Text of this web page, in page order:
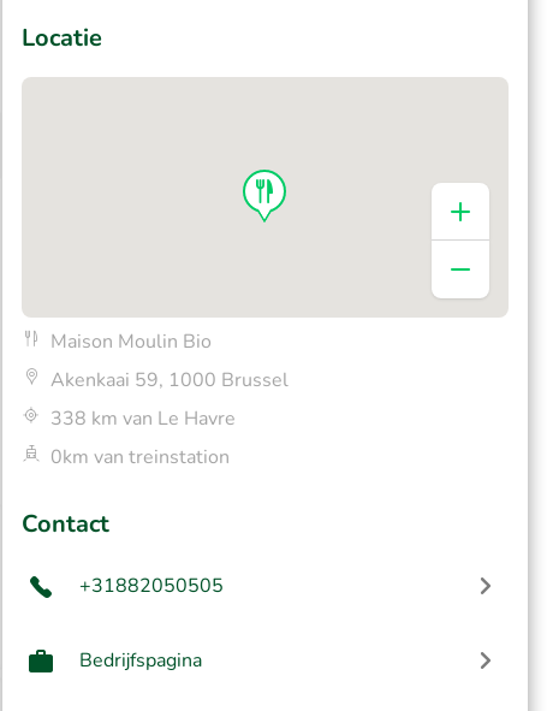
Locatie
Maison Moulin Bio
Akenkaai 59, 1000 Brussel
338 km van Le Havre
0km van treinstation
Contact
+31882050505
Bedrijfspagina